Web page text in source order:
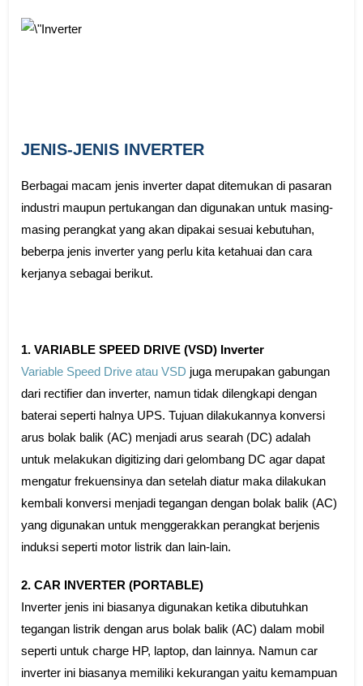
JENIS-JENIS INVERTER
Berbagai macam jenis inverter dapat ditemukan di pasaran
industri maupun pertukangan dan digunakan untuk masing-
masing perangkat yang akan dipakai sesuai kebutuhan,
beberpa jenis inverter yang perlu kita ketahuai dan cara
kerjanya sebagai berikut.
1. VARIABLE SPEED DRIVE (VSD) Inverter
Variable Speed Drive atau VSD juga merupakan gabungan
dari rectifier dan inverter, namun tidak dilengkapi dengan
baterai seperti halnya UPS. Tujuan dilakukannya konversi
arus bolak balik (AC) menjadi arus searah (DC) adalah
untuk melakukan digitizing dari gelombang DC agar dapat
mengatur frekuensinya dan setelah diatur maka dilakukan
kembali konversi menjadi tegangan dengan bolak balik (AC)
yang digunakan untuk menggerakkan perangkat berjenis
induksi seperti motor listrik dan lain-lain.
2. CAR INVERTER (PORTABLE)
Inverter jenis ini biasanya digunakan ketika dibutuhkan
tegangan listrik dengan arus bolak balik (AC) dalam mobil
seperti untuk charge HP, laptop, dan lainnya. Namun car
inverter ini biasanya memiliki kekurangan yaitu kemampuan